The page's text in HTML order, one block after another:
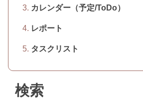
カレンダー（予定/ToDo）
レポート
タスクリスト
検索